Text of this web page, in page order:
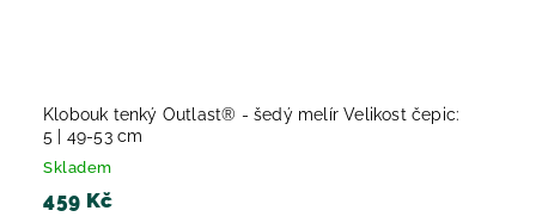
Klobouk tenký Outlast® - šedý melír Velikost čepic:
5 | 49-53 cm
Skladem
459 Kč